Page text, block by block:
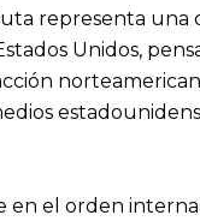
representa
Unidos,
el orden